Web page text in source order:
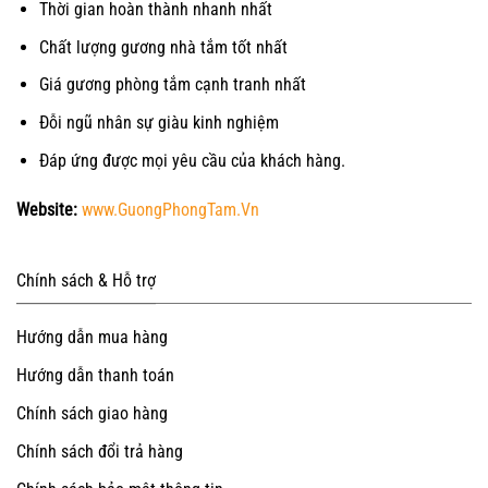
Thời gian hoàn thành nhanh nhất
Chất lượng gương nhà tắm tốt nhất
Giá gương phòng tắm cạnh tranh nhất
Đỗi ngũ nhân sự giàu kinh nghiệm
Đáp ứng được mọi yêu cầu của khách hàng.
Website: www.GuongPhongTam.Vn
Chính sách & Hỗ trợ
Hướng dẫn mua hàng
Hướng dẫn thanh toán
Chính sách giao hàng
Chính sách đổi trả hàng